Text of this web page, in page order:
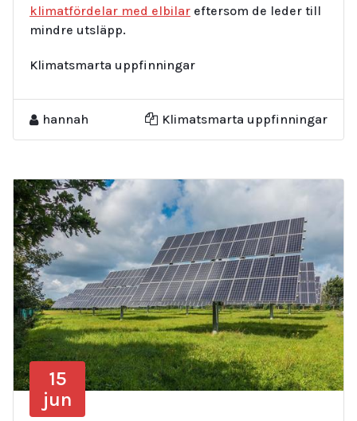
klimatfördelar med elbilar eftersom de leder till
mindre utsläpp.
Klimatsmarta uppfinningar
hannah Klimatsmarta uppfinningar
15
jun